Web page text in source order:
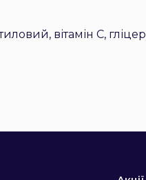
вітамін С,